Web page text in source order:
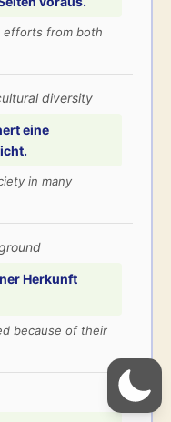
efforts from both
diversity
eine
in many
Herkunft
because of their